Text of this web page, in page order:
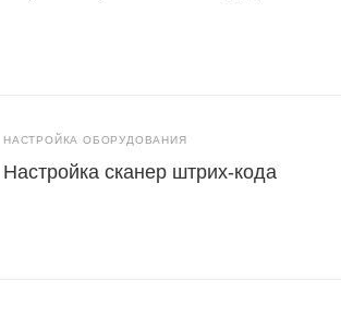
НАСТРОЙКА ОБОРУДОВАНИЯ
Настройка сканер штрих-кода